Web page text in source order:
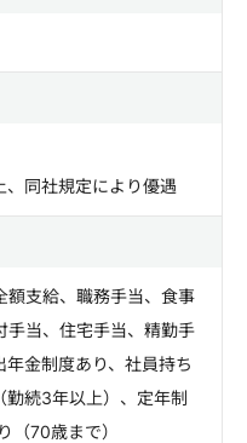
同社規定により優遇
額支給、職務手当、食事
手当、住宅手当、精勤手
金制度あり、社員持ち
勤続3年以上）、定年制
（70歳まで）